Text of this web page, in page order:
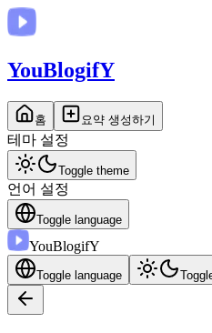
YouBlogifY
홈 요약 생성하기
테마 설정
Toggle theme
언어 설정
Toggle language
YouBlogifY
Toggle language